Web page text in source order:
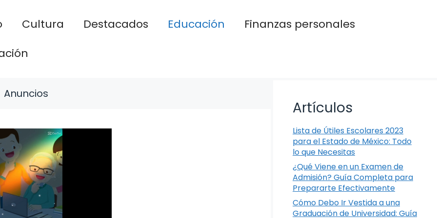
Cultura Destacados Educación
Finanzas personales
Anuncios
Artículos
Lista de Útiles Escolares 2023
para el Estado de México: Todo
lo que Necesitas
¿Qué Viene en un Examen de
Admisión? Guía Completa para
Prepararte Efectivamente
Cómo Debo Ir Vestida a una
Graduación de Universidad: Guía